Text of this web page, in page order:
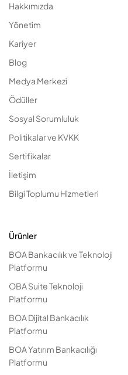
Hakkımızda
Yönetim
Kariyer
Blog
Medya Merkezi
Ödüller
Sosyal Sorumluluk
Politikalar ve KVKK
Sertifikalar
İletişim
Bilgi Toplumu Hizmetleri
Ürünler
BOA Bankacılık ve Teknoloji
Platformu
OBA Suite Teknoloji
Platformu
BOA Dijital Bankacılık
Platformu
BOA Yatırım Bankacılığı
Platformu